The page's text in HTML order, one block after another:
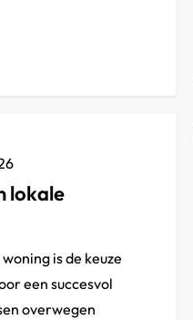
lokale
is de keuze
een succesvol
overwegen